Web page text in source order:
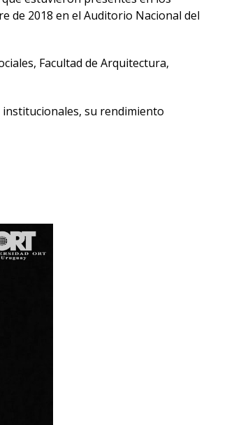
de 2018 en el Auditorio Nacional del
Facultad de Arquitectura,
institucionales, su rendimiento